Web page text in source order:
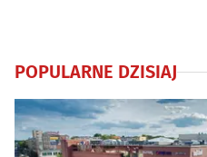
POPULARNE DZISIAJ